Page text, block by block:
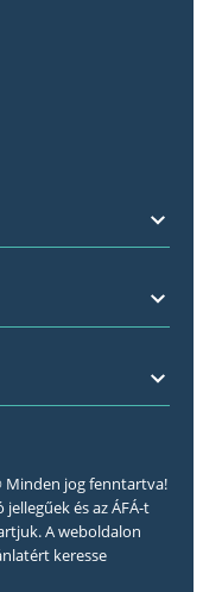
Minden jog fenntartva!
és az ÁFÁ-t
A weboldalon
keresse